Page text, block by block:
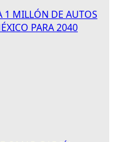
1 MILLÓN DE AUTOS
PARA 2040